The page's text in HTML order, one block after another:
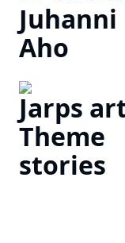
Juhanni
Aho
Jarps
Theme
stories